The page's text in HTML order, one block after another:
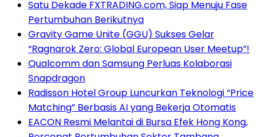
Satu Dekade FXTRADING.com, Siap Menuju Fase
Pertumbuhan Berikutnya
Gravity Game Unite (GGU) Sukses Gelar
“Ragnarok Zero: Global European User Meetup”!
Qualcomm dan Samsung Perluas Kolaborasi
Snapdragon
Radisson Hotel Group Luncurkan Teknologi “Price
Matching” Berbasis AI yang Bekerja Otomatis
EACON Resmi Melantai di Bursa Efek Hong Kong,